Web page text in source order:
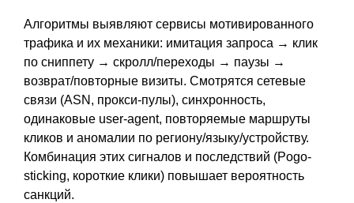
Алгоритмы выявляют сервисы мотивированного
трафика и их механики: имитация запроса → клик
по сниппету → скролл/переходы → паузы →
возврат/повторные визиты. Смотрятся сетевые
связи (ASN, прокси‑пулы), синхронность,
одинаковые user‑agent, повторяемые маршруты
кликов и аномалии по региону/языку/устройству.
Комбинация этих сигналов и последствий (Pogo-
sticking, короткие клики) повышает вероятность
санкций.